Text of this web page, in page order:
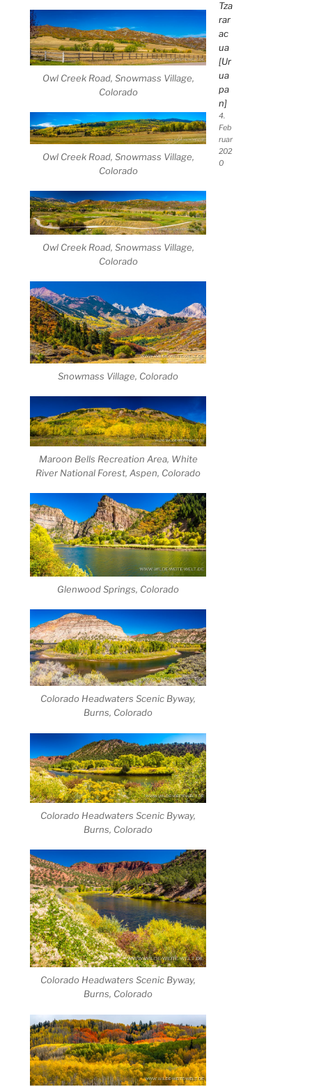
Owl Creek Road, Snowmass Village,
Colorado
Owl Creek Road, Snowmass Village,
Colorado
Owl Creek Road, Snowmass Village,
Colorado
Snowmass Village, Colorado
Maroon Bells Recreation Area, White
River National Forest, Aspen, Colorado
Glenwood Springs, Colorado
Colorado Headwaters Scenic Byway,
Burns, Colorado
Colorado Headwaters Scenic Byway,
Burns, Colorado
Colorado Headwaters Scenic Byway,
Burns, Colorado
Tza
rar
ac
ua
[Ur
ua
pa
n]
4.
Feb
ruar
202
0